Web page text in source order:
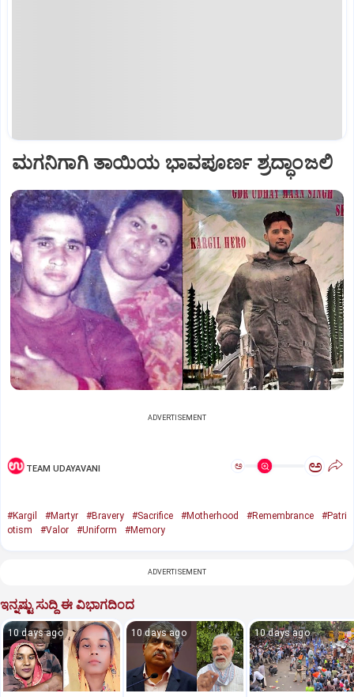
ಮಗನಿಗಾಗಿ ತಾಯಿಯ ಭಾವಪೂರ್ಣ ಶ್ರದ್ಧಾಂಜಲಿ
ADVERTISEMENT
TEAM UDAYAVANI ಅ ಅ
#Kargil #Martyr #Bravery #Sacrifice #Motherhood #Remembrance
#Patri
otism
#Valor #Uniform #Memory
ADVERTISEMENT
ಇನ್ನಷ್ಟು ಸುದ್ದಿ ಈ ವಿಭಾಗದಿಂದ
10 days ago 10 days ago 10 days ago